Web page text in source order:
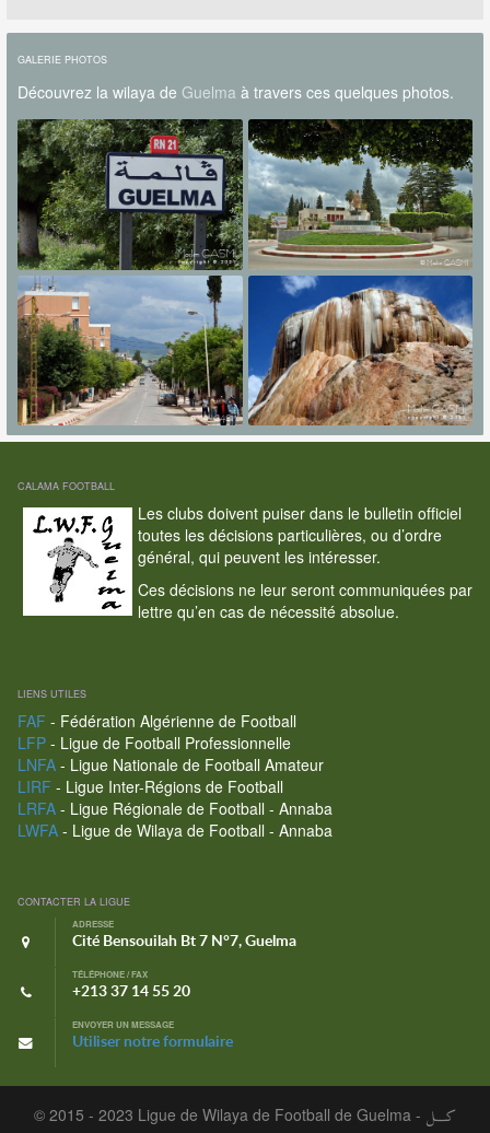
GALERIE PHOTOS
Découvrez la wilaya de Guelmaà travers ces quelques photos.
CALAMA FOOTBALL
Les clubs doivent puiser dans le bulletin officiel
toutes les décisions particulières, ou d’ordre
général, qui peuvent les intéresser.
Ces décisions ne leur seront communiquées par
lettre qu’en cas de nécessité absolue.
LIENS UTILES
FAF - Fédération Algérienne de Football
LFP- Ligue de Football Professionnelle
LNFA- Ligue Nationale de Football Amateur
LIRF - Ligue Inter-Régions de Football
LRFA- Ligue Régionale de Football - Annaba
LWFA- Ligue de Wilaya de Football - Annaba
CONTACTER LA LIGUE
ADRESSE
Cité Bensouilah Bt 7 N°7, Guelma
TÉLÉPHONE / FAX
+213 37 14 55 20
ENVOYER UN MESSAGE
Utiliser notre formulaire
© 2015 - 2023 Ligue de Wilaya de Football de Guelma - كـــل